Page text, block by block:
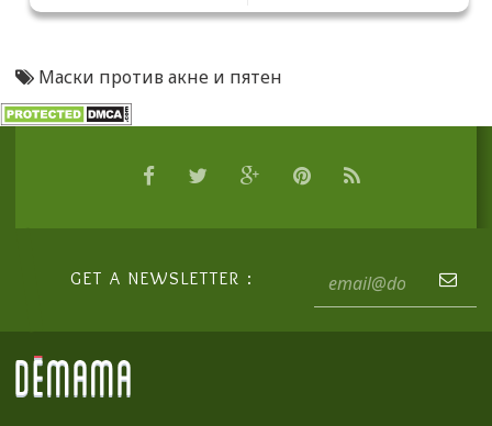
Маски против акне и пятен
GET A NEWSLETTER :